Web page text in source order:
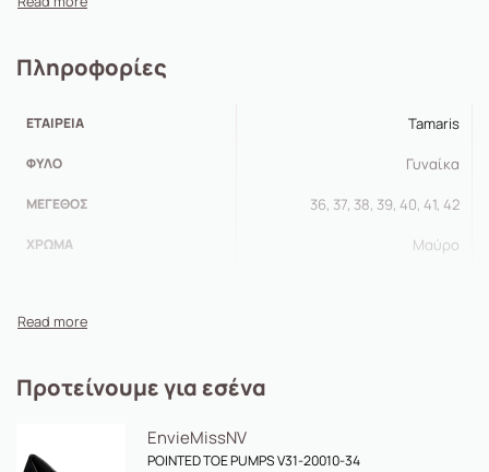
Εξωτερικό Υλικό
Εσωτερικό Υλικό
Πληροφορίες
ΕΤΑΙΡΕΊΑ Tamaris
ΦΎΛΟ Γυναίκα
ΜΈΓΕΘΟΣ 36, 37, 38, 39, 40, 41, 42
ΧΡΏΜΑ Μαύρο
Προτείνουμε για εσένα
EnvieMissNV
POINTED TOE PUMPS V31-20010-34